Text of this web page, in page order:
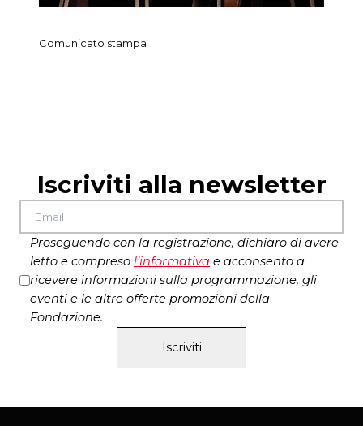
Comunicato stampa
Iscriviti alla newsletter
Proseguendo con la registrazione, dichiaro di avere
letto e compreso l’informativa e acconsento a
ricevere informazioni sulla programmazione, gli
eventi e le altre offerte promozioni della
Fondazione.
Iscriviti